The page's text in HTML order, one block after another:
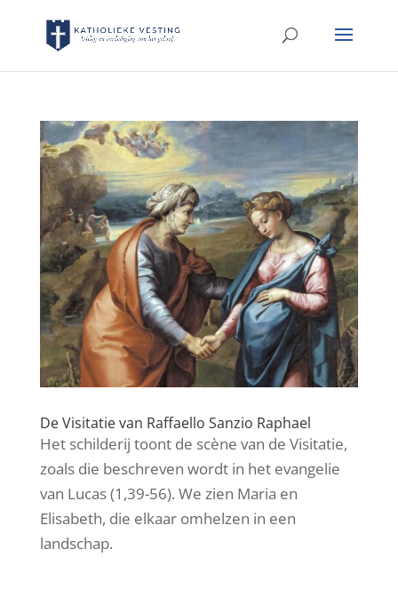
De Visitatie van Raffaello Sanzio Raphael
Het schilderij toont de scène van de Visitatie,
zoals die beschreven wordt in het evangelie
van Lucas (1,39-56). We zien Maria en
Elisabeth, die elkaar omhelzen in een
landschap.